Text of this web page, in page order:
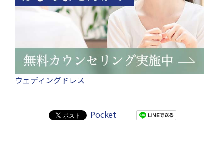
ウェディングドレス
Pocket